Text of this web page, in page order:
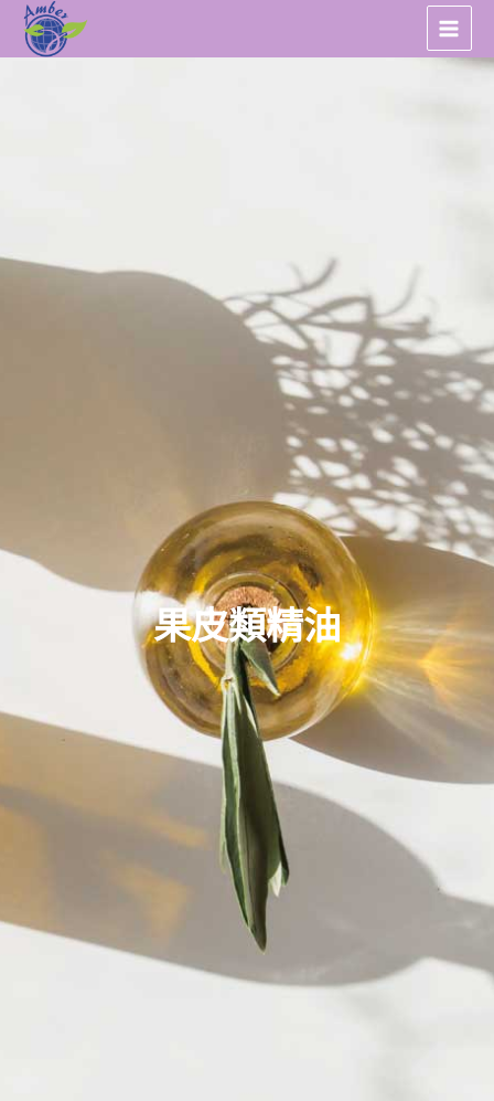
果皮類精油